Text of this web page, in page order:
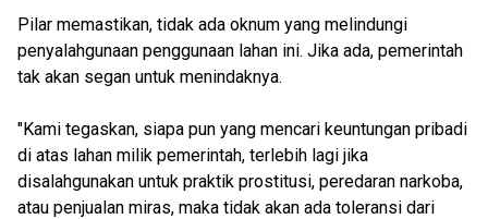
Pilar memastikan, tidak ada oknum yang melindungi
penyalahgunaan penggunaan lahan ini. Jika ada, pemerintah
tak akan segan untuk menindaknya.
"Kami tegaskan, siapa pun yang mencari keuntungan pribadi
di atas lahan milik pemerintah, terlebih lagi jika
disalahgunakan untuk praktik prostitusi, peredaran narkoba,
atau penjualan miras, maka tidak akan ada toleransi dari